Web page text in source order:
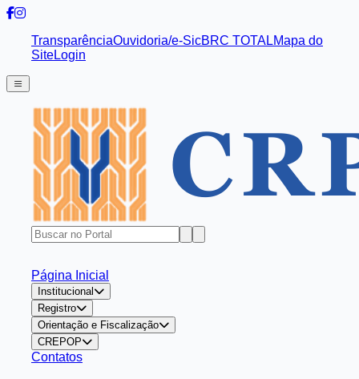
TransparênciaOuvidoria/e-SicBRC TOTALMapa do
SiteLogin
Página Inicial
Institucional
Registro
Orientação e Fiscalização
CREPOP
Contatos